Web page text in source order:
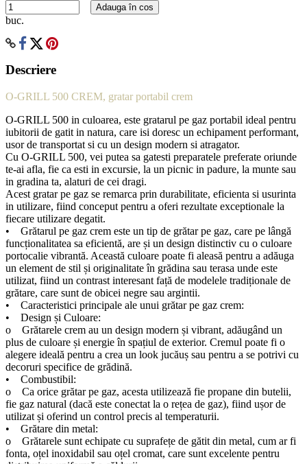
buc.
Adauga în cos
Descriere
O-GRILL 500 CREM, gratar portabil crem
O-GRILL 500 in culoarea, este gratarul pe gaz portabil ideal pentru
iubitorii de gatit in natura, care isi doresc un echipament performant,
usor de transportat si cu un design modern si atragator.
Cu O-GRILL 500, vei putea sa gatesti preparatele preferate oriunde
te-ai afla, fie ca esti in excursie, la un picnic in padure, la munte sau
in gradina ta, alaturi de cei dragi.
Acest gratar pe gaz se remarca prin durabilitate, eficienta si usurinta
in utilizare, fiind conceput pentru a oferi rezultate exceptionale la
fiecare utilizare degatit.
• Grătarul pe gaz crem este un tip de grătar pe gaz, care pe lângă
funcționalitatea sa eficientă, are și un design distinctiv cu o culoare
portocalie vibrantă. Această culoare poate fi aleasă pentru a adăuga
un element de stil și originalitate în grădina sau terasa unde este
utilizat, fiind un contrast interesant față de modelele tradiționale de
grătare, care sunt de obicei negre sau argintii.
• Caracteristici principale ale unui grătar pe gaz crem:
• Design și Culoare:
o Grătarele crem au un design modern și vibrant, adăugând un
plus de culoare și energie în spațiul de exterior. Cremul poate fi o
alegere ideală pentru a crea un look jucăuș sau pentru a se potrivi cu
decoruri specifice de grădină.
• Combustibil:
o Ca orice grătar pe gaz, acesta utilizează fie propane din butelii,
fie gaz natural (dacă este conectat la o rețea de gaz), fiind ușor de
utilizat și oferind un control precis al temperaturii.
• Grătare din metal:
o Grătarele sunt echipate cu suprafețe de gătit din metal, cum ar fi
fonta, oțel inoxidabil sau oțel cromat, care sunt excelente pentru